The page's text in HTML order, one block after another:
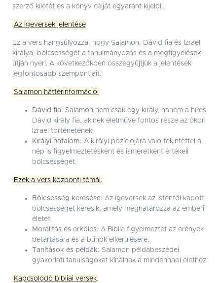
szerző kilétét és a könyv célját egyaránt kijelöli.
Az igeversek jelentése
Ez a vers hangsúlyozza, hogy Salamon, Dávid fia és Izrael
királya, bölcsességét a tanulmányozás és a megfigyelések
útján nyeri. A következőkben összegyűjtjük a jelentések
legfontosabb szempontjait.
Salamon háttérinformációi
Dávid fia: Salamon nem csak egy király, hanem a híres
Dávid király fia, akinek életműve fontos része az ókori
Izrael történetének.
Királyi hatalom: A királyi pozíciójára való tekintettel a
nép is figyelmeztetésként és ismeretként értékeli
bölcsességét.
Ezek a vers központi témái:
Bölcsesség keresése: Az igeversek az Istentől kapott
bölcsességet keresik, amely meghatározza az emberi
életet.
Moralitás és erkölcs: A Biblia figyelmeztet az erények
betartására és a bűnök elkerülésére.
Tanítások és példák: Salamon példabeszédei
gyakorlati tanulságokat kínálnak a mindennapi élethez.
Kapcsolódó bibliai versek